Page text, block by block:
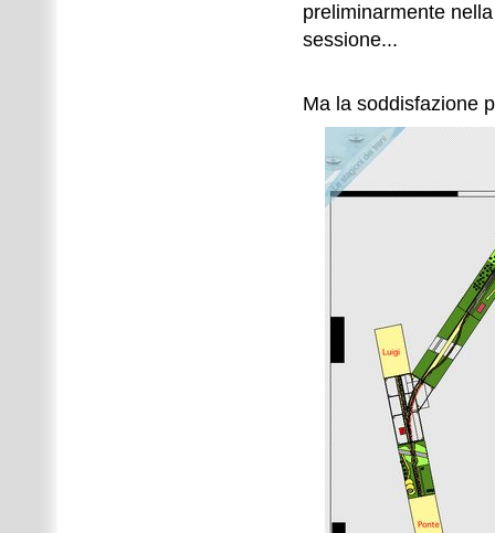
preliminarmente
sessione...
Ma la soddisfazione